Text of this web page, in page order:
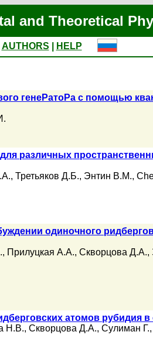
and Theoretical
AUTHORS
HELP
генеРатоРа с помощью
различных
, Третьяков Д.Б., Энтин В.М.,
одиночного
, Прилуцкая А.А., Скворцова Д.А.,
атомов рубидия
Н.В., Скворцова Д.А., Сулиман Г.,